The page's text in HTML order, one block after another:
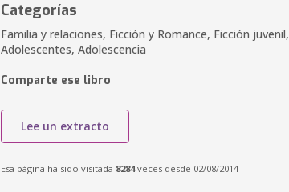
Categorías
Familia y relaciones, Ficción y Romance, Ficción juvenil,
Adolescentes, Adolescencia
Comparte ese libro
Lee un extracto
Esa página ha sido visitada 8284veces desde 02/08/2014